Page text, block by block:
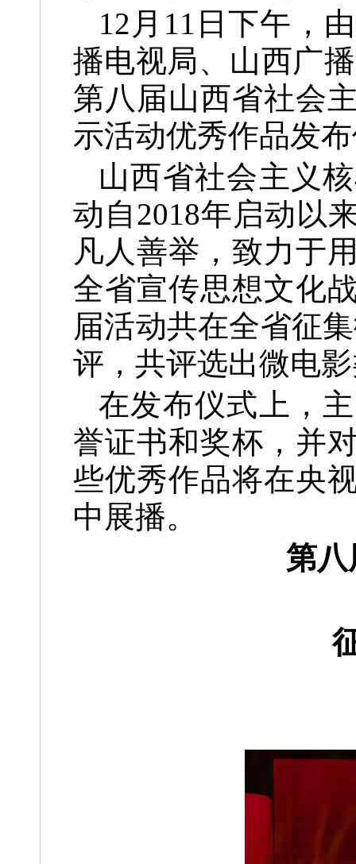
12月11日下午，
播电视局、山西广
第八届山西省社会
示活动优秀作品发
山西省社会主义
动自2018年启动以
凡人善举，致力于
全省宣传思想文化
届活动共在全省征
评，共评选出微电
在发布仪式上，
誉证书和奖杯，并
些优秀作品将在央
中展播。
第八